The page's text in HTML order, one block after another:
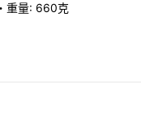
・重量: 660克